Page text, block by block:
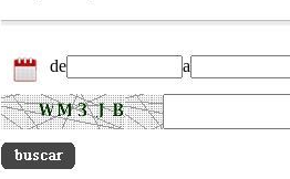
de a